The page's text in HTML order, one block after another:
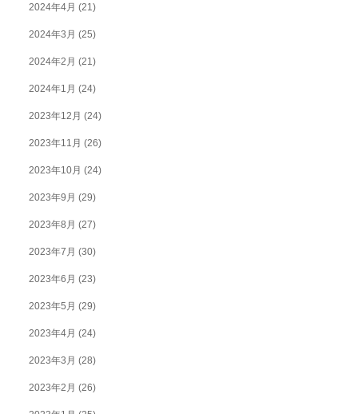
2024年4月 (21)
2024年3月 (25)
2024年2月 (21)
2024年1月 (24)
2023年12月 (24)
2023年11月 (26)
2023年10月 (24)
2023年9月 (29)
2023年8月 (27)
2023年7月 (30)
2023年6月 (23)
2023年5月 (29)
2023年4月 (24)
2023年3月 (28)
2023年2月 (26)